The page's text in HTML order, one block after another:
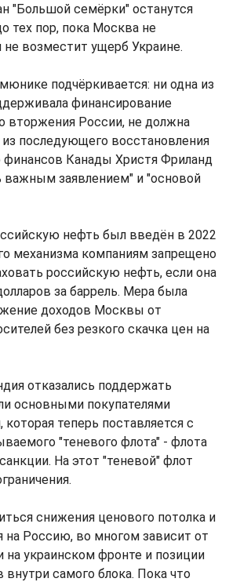
"Большой семёрки" останутся
тех пор, пока Москва не
не возместит ущерб Украине.
подчёркивается: ни одна из
финансирование
вторжения России, не должна
последующего восстановления
Канады Христя Фриланд
важным заявлением" и "основой
нефть был введён в 2022
механизма компаниям запрещено
российскую нефть, если она
за баррель. Мера была
доходов Москвы от
без резкого скачка цен на
отказались поддержать
основными покупателями
теперь поставляется с
"теневого флота" - флота
На этот "теневой" флот
снижения ценового потолка и
на Россию, во многом зависит от
на украинском фронте и позиции
самого блока. Пока что